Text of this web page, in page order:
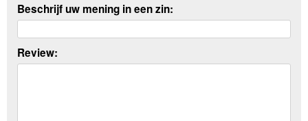
Beschrijf uw mening in een zin:
Review: